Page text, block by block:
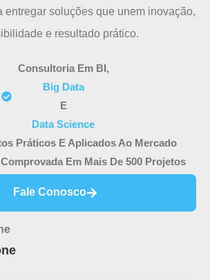
entregar soluções que unem inovação,
e resultado prático.
Consultoria Em BI,
Big Data
E
Data Science
Práticos E Aplicados Ao Mercado
Em Mais De 500 Projetos
Fale Conosco